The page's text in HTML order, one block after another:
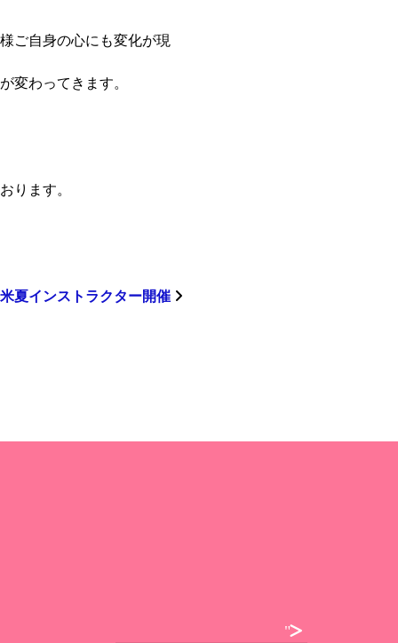
ご自身の心にも変化が現
変わってきます。
ります。
夏インストラクター開催
">